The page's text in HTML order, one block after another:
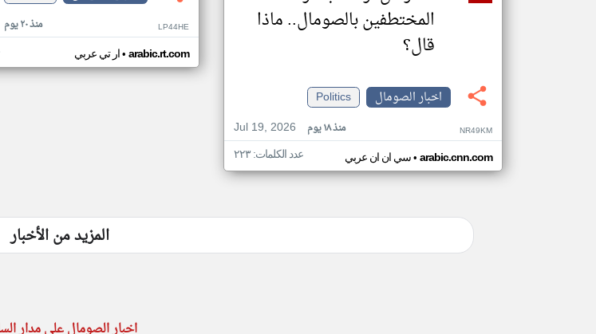
المختطفين بالصومال.. ماذا
قال؟
اخبار الصومال
Politics
Jul 19, 2026
منذ ١٨ يوم NR49KM
سي ان ان عربي• arabic.cnn.com عدد الكلمات: ٢٢٣
منذ ٢٠ يوم LP44HE
ار تي عربي• arabic.rt.com
المزيد من الأخبار